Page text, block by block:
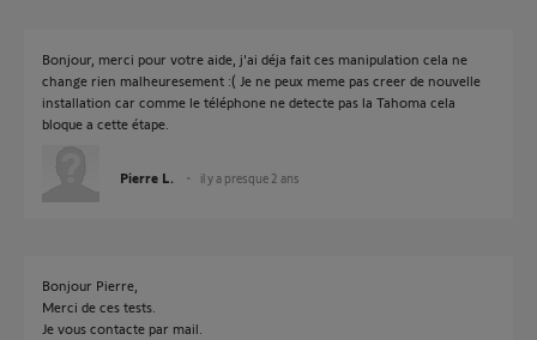
Bonjour, merci pour votre aide, j'ai déja fait ces manipulation cela ne
change rien malheuresement :( Je ne peux meme pas creer de nouvelle
installation car comme le téléphone ne detecte pas la Tahoma cela
bloque a cette étape.
Pierre L. il y a presque 2 ans
Bonjour Pierre,
Merci de ces tests.
Je vous contacte par mail.